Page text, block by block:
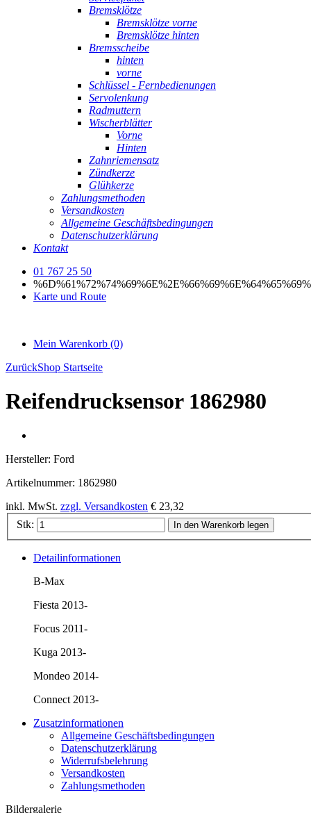
Bremsklötze
Bremsklötze vorne
Bremsklötze hinten
Bremsscheibe
hinten
vorne
Schlüssel - Fernbedienungen
Servolenkung
Radmuttern
Wischerblätter
Vorne
Hinten
Zahnriemensatz
Zündkerze
Glühkerze
Zahlungsmethoden
Versandkosten
Allgemeine Geschäftsbedingungen
Datenschutzerklärung
Kontakt
01 767 25 50
Karte und Route
Mein Warenkorb (0)
ZurückShop Startseite
Reifendrucksensor 1862980
Hersteller: Ford
Artikelnummer: 1862980
inkl. MwSt. zzgl. Versandkosten € 23,32
Stk:
In den Warenkorb legen
Detailinformationen
B-Max
Fiesta 2013-
Focus 2011-
Kuga 2013-
Mondeo 2014-
Connect 2013-
Zusatzinformationen
Allgemeine Geschäftsbedingungen
Datenschutzerklärung
Widerrufsbelehrung
Versandkosten
Zahlungsmethoden
Bildergalerie